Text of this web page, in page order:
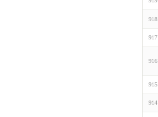
918
917
916
915
914